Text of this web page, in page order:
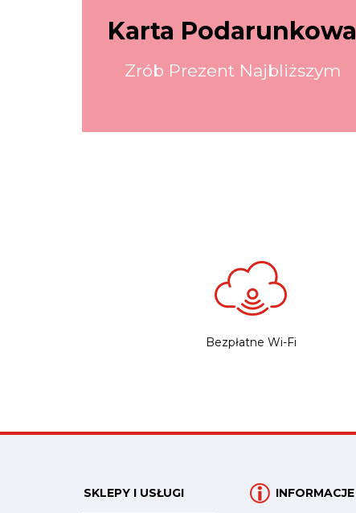
Karta Podarunkowa
Zrób Prezent Najbliższym
Bezpłatne Wi-Fi
SKLEPY I USŁUGI
INFORMACJE